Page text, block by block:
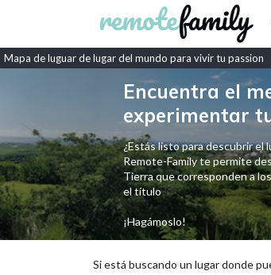
Mapa de luguar de lugar del mundo para vivir tu passion
Encuentra el
experimentar
¿Estás listo para descubrir el
Remote-Family te permite
Tierra que corresponden a
el título
¡Hagámoslo!
Si está buscando un lugar donde